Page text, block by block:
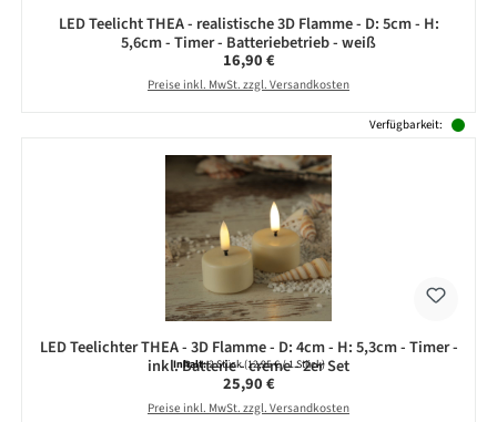
LED Teelicht THEA - realistische 3D Flamme - D: 5cm - H:
5,6cm - Timer - Batteriebetrieb - weiß
Regulärer Preis:
16,90 €
Preise inkl. MwSt. zzgl. Versandkosten
Verfügbarkeit:
LED Teelichter THEA - 3D Flamme - D: 4cm - H: 5,3cm - Timer -
inkl. Batterie - creme - 2er Set
Inhalt:2 Stück(12,95 € / 1 Stück)
Regulärer Preis:
25,90 €
Preise inkl. MwSt. zzgl. Versandkosten